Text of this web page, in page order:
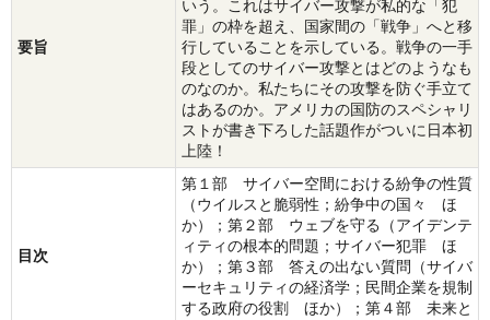
要旨
いう。これはサイバー攻撃が私的な「犯
罪」の枠を超え、国家間の「戦争」へと移
行していることを示している。戦争の一手
段としてのサイバー攻撃とはどのようなも
のなのか。私たちにその攻撃を防ぐ手立て
はあるのか。アメリカの国防のスペシャリ
ストが書き下ろした話題作がついに日本初
上陸！
目次
第１部 サイバー空間における紛争の性質
（ウイルスと脆弱性；紛争中の国々 ほ
か）；第２部 ウェブを守る（アイデンテ
ィティの根本的問題；サイバー犯罪 ほ
か）；第３部 答えの出ない質問（サイバ
ーセキュリティの経済学；民間企業を規制
する政府の役割 ほか）；第４部 未来と